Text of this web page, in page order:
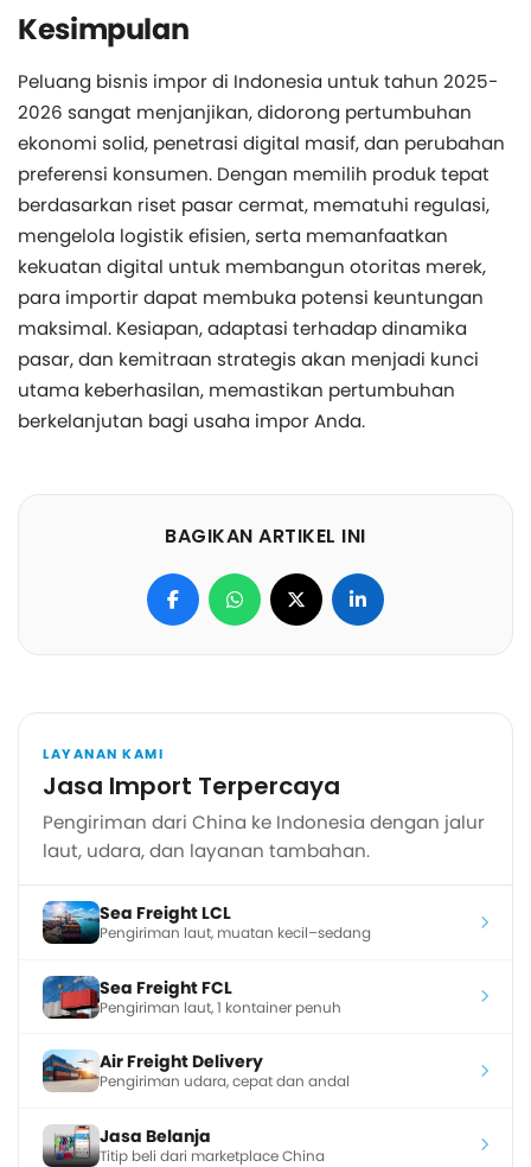
Kesimpulan
Peluang bisnis impor di Indonesia untuk tahun 2025-
2026 sangat menjanjikan, didorong pertumbuhan
ekonomi solid, penetrasi digital masif, dan perubahan
preferensi konsumen. Dengan memilih produk tepat
berdasarkan riset pasar cermat, mematuhi regulasi,
mengelola logistik efisien, serta memanfaatkan
kekuatan digital untuk membangun otoritas merek,
para importir dapat membuka potensi keuntungan
maksimal. Kesiapan, adaptasi terhadap dinamika
pasar, dan kemitraan strategis akan menjadi kunci
utama keberhasilan, memastikan pertumbuhan
berkelanjutan bagi usaha impor Anda.
BAGIKAN ARTIKEL INI
LAYANAN KAMI
Jasa Import Terpercaya
Pengiriman dari China ke Indonesia dengan jalur
laut, udara, dan layanan tambahan.
Sea Freight LCL
Pengiriman laut, muatan kecil–sedang
Sea Freight FCL
Pengiriman laut, 1 kontainer penuh
Air Freight Delivery
Pengiriman udara, cepat dan andal
Jasa Belanja
Titip beli dari marketplace China